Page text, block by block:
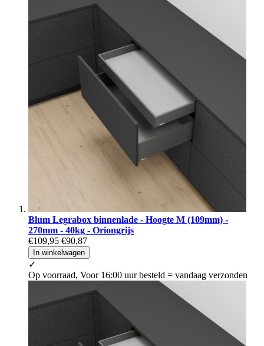
Blum Legrabox binnenlade - Hoogte M (109mm) -
270mm - 40kg - Oriongrijs
€109,95 €90,87
In winkelwagen
✓
Op voorraad, Voor 16:00 uur besteld = vandaag verzonden